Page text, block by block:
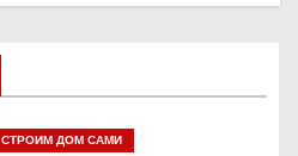
СТРОИМ ДОМ САМИ